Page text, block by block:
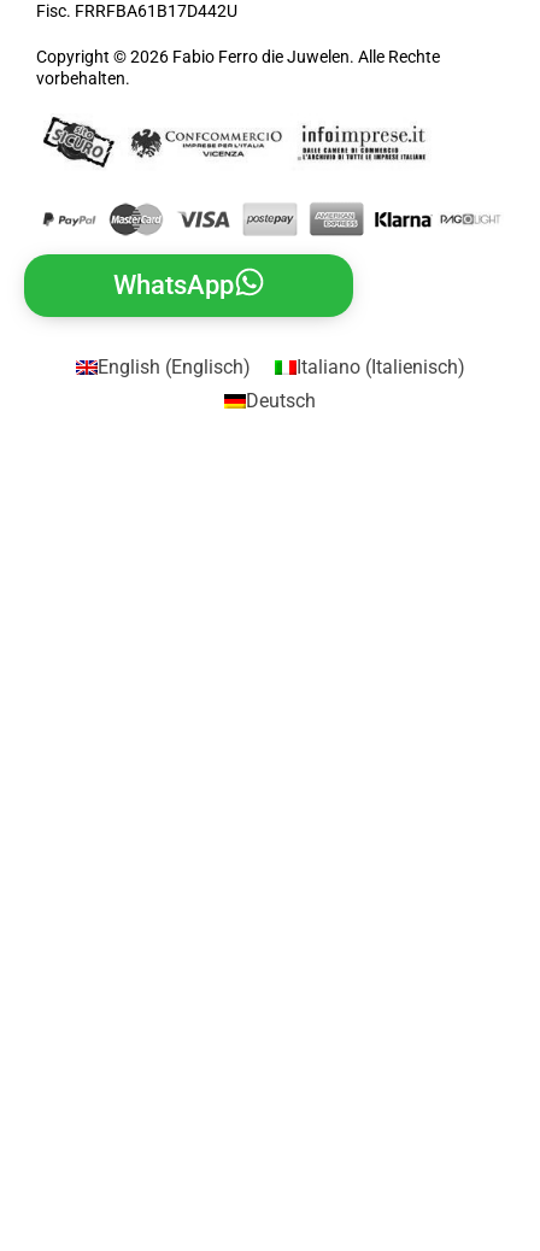
Fisc. FRRFBA61B17D442U
Copyright © 2026 Fabio Ferro die Juwelen. Alle Rechte
vorbehalten.
WhatsApp
English (Englisch) Italiano(Italienisch)
Deutsch